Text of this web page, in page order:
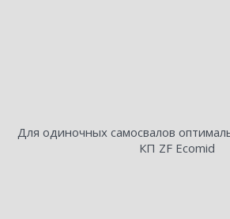
Для одиночных самосвалов
КП ZF Ecomid